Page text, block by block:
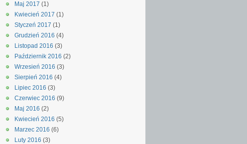
Maj 2017 (1)
Kwiecień 2017 (1)
Styczeń 2017 (1)
Grudzień 2016 (4)
Listopad 2016 (3)
Październik 2016 (2)
Wrzesień 2016 (3)
Sierpień 2016 (4)
Lipiec 2016 (3)
Czerwiec 2016 (9)
Maj 2016 (2)
Kwiecień 2016 (5)
Marzec 2016 (6)
Luty 2016 (3)